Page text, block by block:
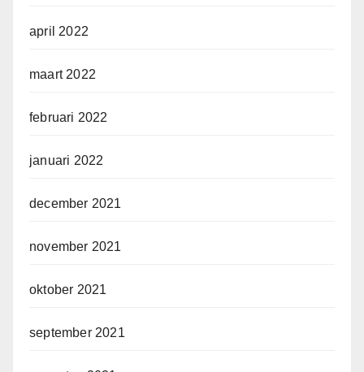
april 2022
maart 2022
februari 2022
januari 2022
december 2021
november 2021
oktober 2021
september 2021